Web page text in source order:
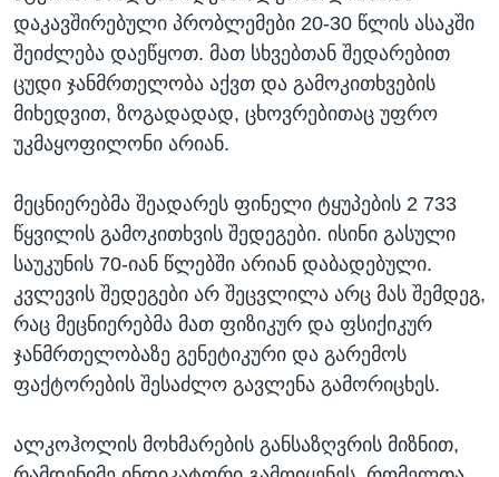
დაკავშირებული პრობლემები 20-30 წლის ასაკში
შეიძლება დაეწყოთ. მათ სხვებთან შედარებით
ცუდი ჯანმრთელობა აქვთ და გამოკითხვების
მიხედვით, ზოგადადად, ცხოვრებითაც უფრო
უკმაყოფილონი არიან.
მეცნიერებმა შეადარეს ფინელი ტყუპების 2 733
წყვილის გამოკითხვის შედეგები. ისინი გასული
საუკუნის 70-იან წლებში არიან დაბადებული.
კვლევის შედეგები არ შეცვლილა არც მას შემდეგ,
რაც მეცნიერებმა მათ ფიზიკურ და ფსიქიკურ
ჯანმრთელობაზე გენეტიკური და გარემოს
ფაქტორების შესაძლო გავლენა გამორიცხეს.
ალკოჰოლის მოხმარების განსაზღვრის მიზნით,